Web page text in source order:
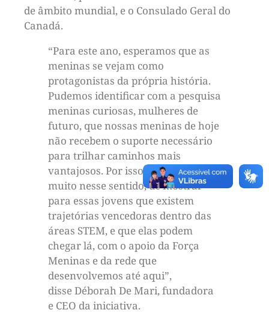
de âmbito mundial, e o Consulado Geral do
Canadá.
“Para este ano, esperamos que as
meninas se vejam como
protagonistas da própria história.
Pudemos identificar com a pesquisa
meninas curiosas, mulheres de
futuro, que nossas meninas de hoje
não recebem o suporte necessário
para trilhar caminhos mais
vantajosos. Por isso, o prêmio atua
muito nesse sentido, de mostrar
para essas jovens que existem
trajetórias vencedoras dentro das
áreas STEM, e que elas podem
chegar lá, com o apoio da Força
Meninas e da rede que
desenvolvemos até aqui”,
disse Déborah De Mari, fundadora
e CEO da iniciativa.